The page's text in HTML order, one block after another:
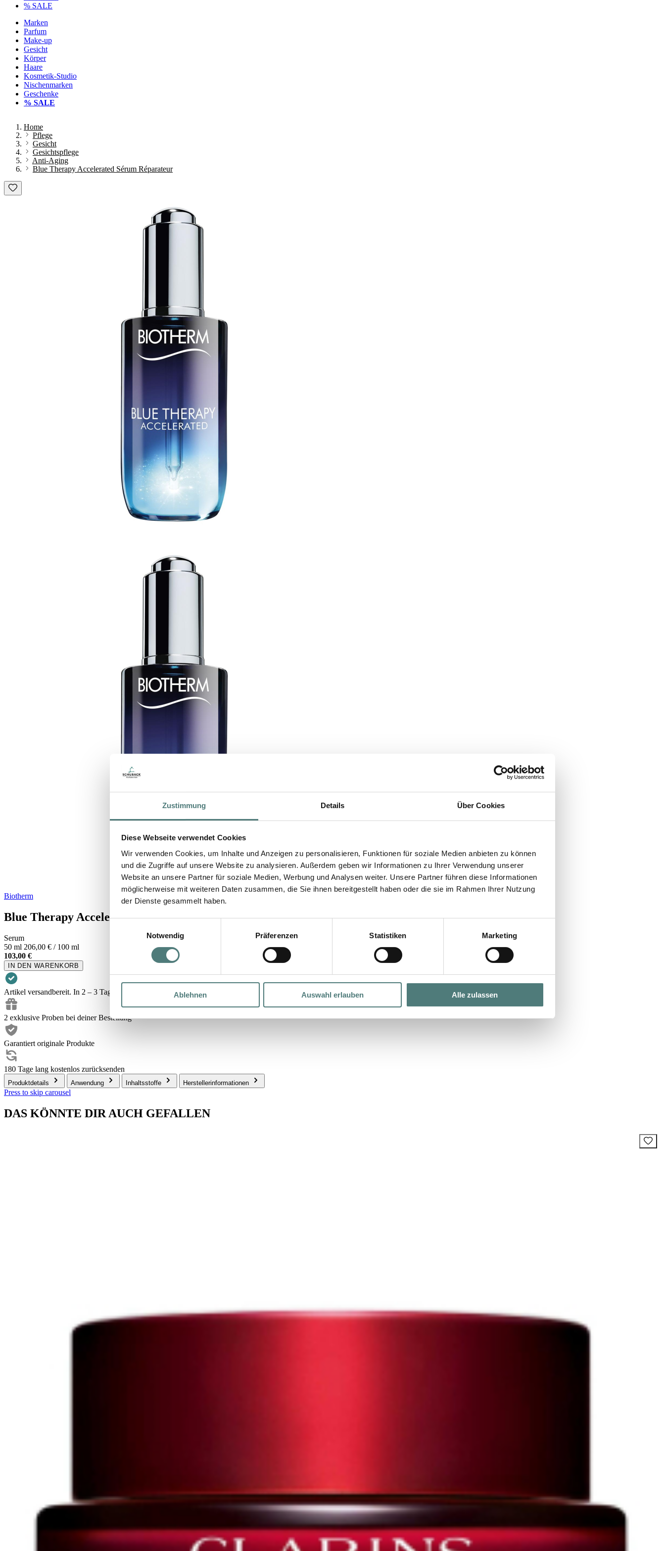
Zustimmung Details Über Cookies
Diese Webseite verwendet Cookies
Wir verwenden Cookies, um Inhalte und Anzeigen zu personalisieren, Funktionen für soziale Medien anbieten zu können
und die Zugriffe auf unsere Website zu analysieren. Außerdem geben wir Informationen zu Ihrer Verwendung unserer
Website an unsere Partner für soziale Medien, Werbung und Analysen weiter. Unsere Partner führen diese Informationen
möglicherweise mit weiteren Daten zusammen, die Sie ihnen bereitgestellt haben oder die sie im Rahmen Ihrer Nutzung
der Dienste gesammelt haben.
Notwendig
Präferenzen Statistiken Marketing
Ablehnen Auswahl erlauben Alle zulassen
% SALE
Marken
Parfum
Make-up
Gesicht
Körper
Haare
Kosmetik-Studio
Nischenmarken
Geschenke
% SALE
Home
Pflege
Gesicht
Gesichtspflege
Anti-Aging
Blue Therapy Accelerated Sérum Réparateur
Biotherm
Blue Therapy Accelerated Sérum Réparateur
Serum
50 ml 206,00 € / 100 ml
103,00 €
IN DEN WARENKORB
Artikel versandbereit. In 2 – 3 Tagen bei dir.
2 exklusive Proben bei deiner Bestellung
Garantiert originale Produkte
180 Tage lang kostenlos zurücksenden
Produktdetails Anwendung Inhaltsstoffe Herstellerinformationen
Press to skip carousel
DAS KÖNNTE DIR AUCH GEFALLEN